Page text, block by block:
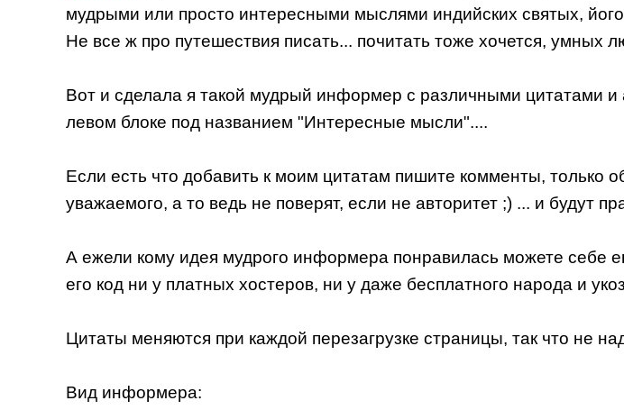
мудрыми или просто интересными мыслями индийских святых,
Не все ж про путешествия писать... почитать тоже хочется, умных
Вот и сделала я такой мудрый информер с различными цитатами
левом блоке под названием "Интересные мысли"....
Если есть что добавить к моим цитатам пишите комменты, только
уважаемого, а то ведь не поверят, если не авторитет ;) ... и будут
А ежели кому идея мудрого информера понравилась можете себе
его код ни у платных хостеров, ни у даже бесплатного народа и
Цитаты меняются при каждой перезагрузке страницы, так что не
Вид информера: